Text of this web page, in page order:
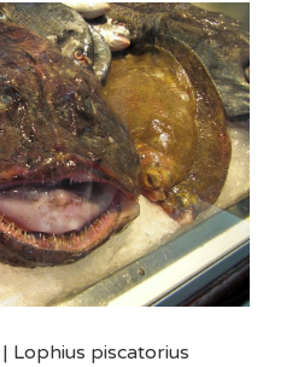
Lophius piscatorius